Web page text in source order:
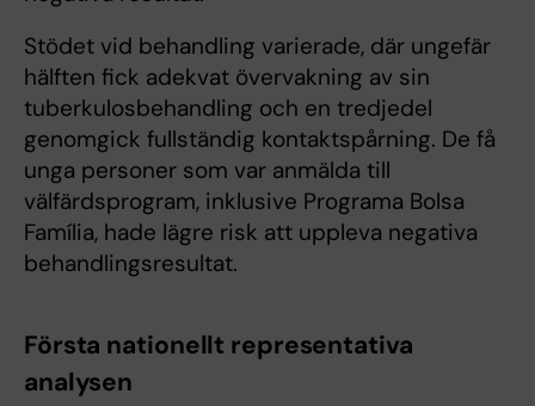
Stödet vid behandling varierade, där ungefär
hälften fick adekvat övervakning av sin
tuberkulosbehandling och en tredjedel
genomgick fullständig kontaktspårning. De få
unga personer som var anmälda till
välfärdsprogram, inklusive Programa Bolsa
Família, hade lägre risk att uppleva negativa
behandlingsresultat.
Första nationellt representativa
analysen